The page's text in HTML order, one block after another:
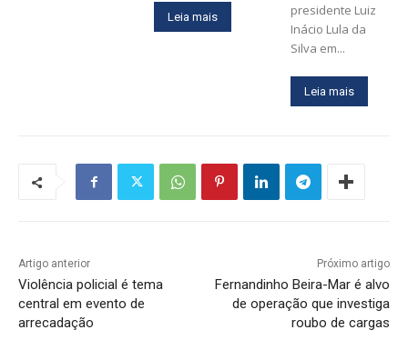
Leia mais
presidente Luiz
Inácio Lula da
Silva em...
Leia mais
Artigo anterior
Violência policial é tema
central em evento de
arrecadação
Próximo artigo
Fernandinho Beira-Mar é alvo
de operação que investiga
roubo de cargas